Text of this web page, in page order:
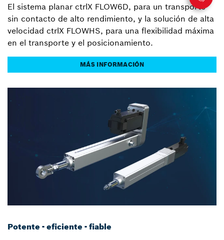
El sistema planar ctrlX FLOW6D, para un transporte
sin contacto de alto rendimiento, y la solución de alta
velocidad ctrlX FLOWHS, para una flexibilidad máxima
en el transporte y el posicionamiento.
MÁS INFORMACIÓN
Potente - eficiente - fiable